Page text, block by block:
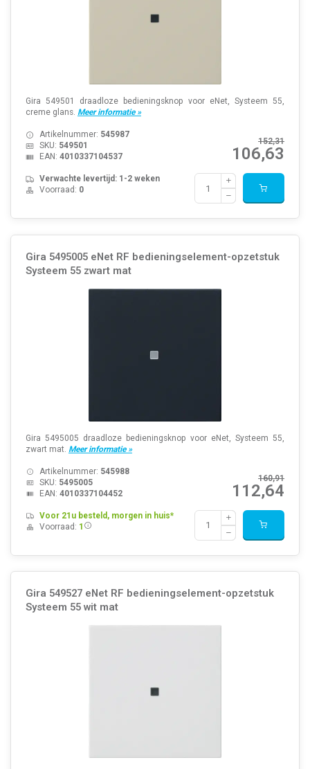
Gira 549501 draadloze bedieningsknop voor eNet, Systeem 55,
creme glans. Meer informatie »
152,31
106,63
Artikelnummer: 545987
SKU: 549501
EAN: 4010337104537
Verwachte levertijd: 1-2 weken
Voorraad: 0
Gira 5495005 eNet RF bedieningselement-opzetstuk
Systeem 55 zwart mat
Gira 5495005 draadloze bedieningsknop voor eNet, Systeem 55,
zwart mat. Meer informatie »
160,91
112,64
Artikelnummer: 545988
SKU: 5495005
EAN: 4010337104452
Voor 21u besteld, morgen in huis*
Voorraad: 1
Gira 549527 eNet RF bedieningselement-opzetstuk
Systeem 55 wit mat